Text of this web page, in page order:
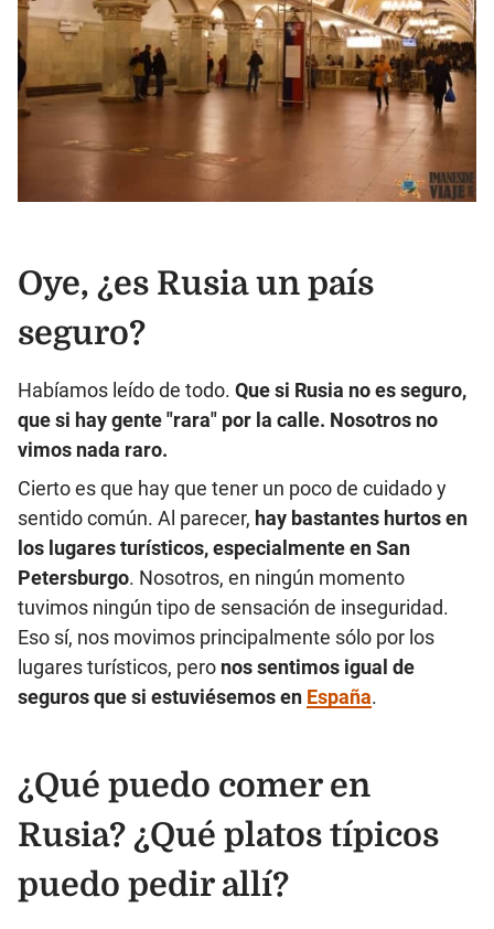
Oye, ¿es Rusia un país
seguro?
Habíamos leído de todo. Que si Rusia no es seguro,
que si hay gente "rara" por la calle. Nosotros no
vimos nada raro.
Cierto es que hay que tener un poco de cuidado y
sentido común. Al parecer, hay bastantes hurtos en
los lugares turísticos, especialmente en San
Petersburgo. Nosotros, en ningún momento
tuvimos ningún tipo de sensación de inseguridad.
Eso sí, nos movimos principalmente sólo por los
lugares turísticos, pero nos sentimos igual de
seguros que si estuviésemos en España.
¿Qué puedo comer en
Rusia? ¿Qué platos típicos
puedo pedir allí?